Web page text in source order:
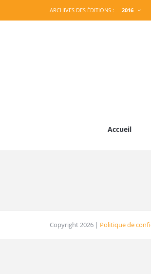
ARCHIVES DES ÉDITIONS : 2016
Accueil
Copyright 2026 | Politique de